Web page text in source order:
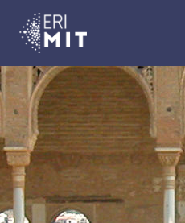
ERIMIT
Équipe de